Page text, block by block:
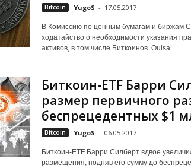
Bitcoin YugoS - 17.05.2017
В Комиссию по ценным бумагам и биржам
ходатайство о необходимости указания
активов, в том числе Биткоинов. Ouisa...
Биткоин-ETF Барри
размер первичного
беспрецедентных $1
Bitcoin YugoS - 06.05.2017
Биткоин-ETF Барри Силберт вдвое
размещения, подняв его сумму до